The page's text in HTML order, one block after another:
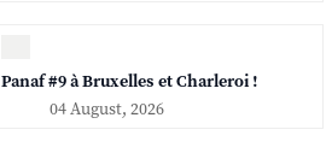
Panaf #9 à Bruxelles et Charleroi !
04 August, 2026